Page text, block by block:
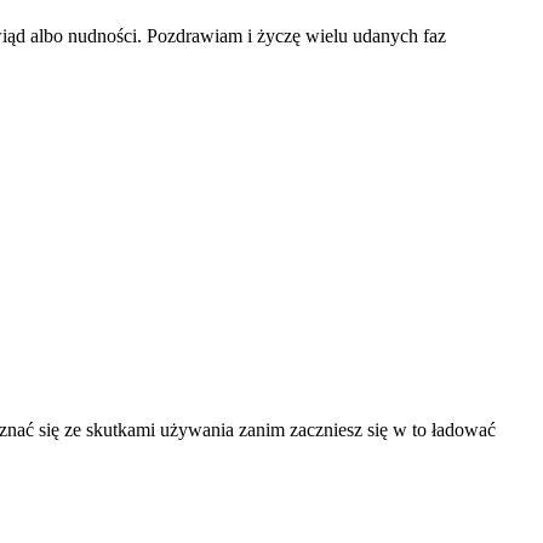
albo nudności. Pozdrawiam i życzę wielu udanych faz
się ze skutkami używania zanim zaczniesz się w to ładować